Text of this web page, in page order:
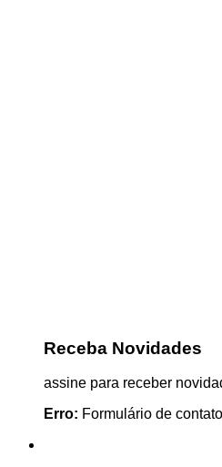
Receba Novidades
assine para receber
Erro: Formulário de